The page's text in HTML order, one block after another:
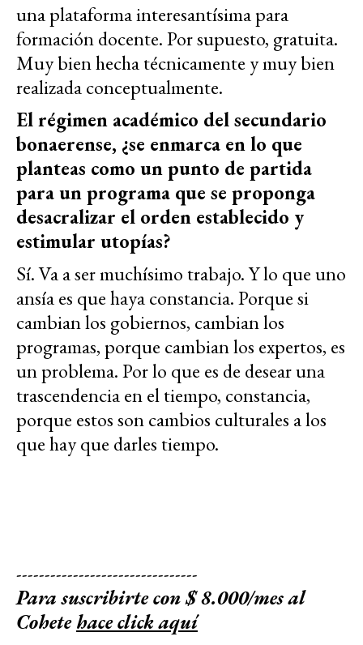
una plataforma interesantísima para
formación docente. Por supuesto, gratuita.
Muy bien hecha técnicamente y muy bien
realizada conceptualmente.
El régimen académico del secundario
bonaerense, ¿se enmarca en lo que
planteas como un punto de partida
para un programa que se proponga
desacralizar el orden establecido y
estimular utopías?
Sí. Va a ser muchísimo trabajo. Y lo que uno
ansía es que haya constancia. Porque si
cambian los gobiernos, cambian los
programas, porque cambian los expertos, es
un problema. Por lo que es de desear una
trascendencia en el tiempo, constancia,
porque estos son cambios culturales a los
que hay que darles tiempo.
--------------------------------
Para suscribirte con $ 8.000/mes al
Cohetehace click aquí